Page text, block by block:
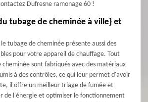
Dufresne ramonage 60 !
tubage de cheminée à ville} et
tubage de cheminée présente aussi des
pour votre appareil de chauffage. Tout
cheminée sont fabriqués avec des matériaux
à des contrôles, ce qui leur permet d'avoir
il offre un meilleur triage de fumée et
de l'énergie et optimiser le fonctionnement